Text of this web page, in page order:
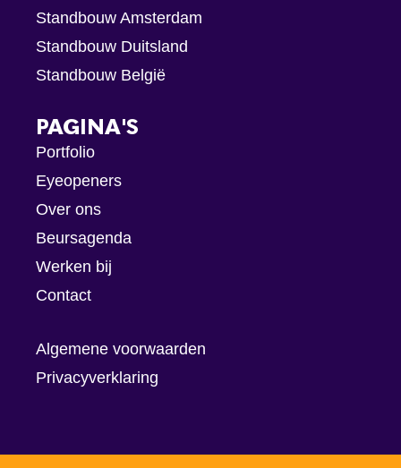
Standbouw Amsterdam
Standbouw Duitsland
Standbouw België
PAGINA'S
Portfolio
Eyeopeners
Over ons
Beursagenda
Werken bij
Contact
Algemene voorwaarden
Privacyverklaring